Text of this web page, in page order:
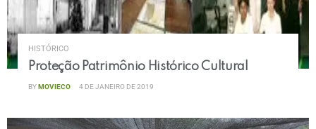
HISTÓRICO
Proteção Patrimônio Histórico Cultural
BYMOVIECO 4 DE JANEIRO DE 2019